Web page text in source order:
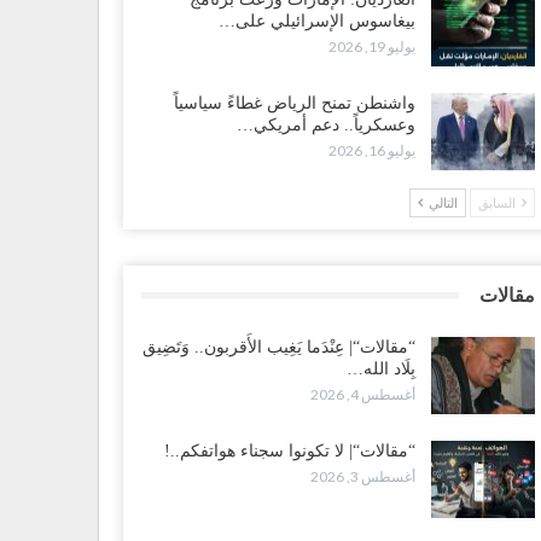
بعد اقتحام منزل شيخ بارز.. قبائل الصحراء
تبدأ احتشاداً على الحدود السعودية..!
2, 2026
غضبٍ جنوباً.. دعوات لإغلاق مطرح فدغم مع تحوله من
للتجنيد إلى ساحة لتصفية قادة التحالف..!
2, 2026
لإشعال حرب..!
تغييرات سعودية بصفوف قيادة “درع الوطن”
بالعبر.. هل بدأت الرياض إعادة هيكلة فصائلها بعد…
بيغاسوس الإسرائيلي على…
يوليو 19, 2026
واشنطن تمنح الرياض غطاءً سياسياً
وعسكرياً.. دعم أمريكي…
يوليو 16, 2026
السابق التالي
مقالات
“مقالات“| عِنْدَما يَغِيب الأَقربون.. وَتَضِيق
بِلَاد الله…
أغسطس 4, 2026
“مقالات“| لا تكونوا سجناء هواتفكم..!
أغسطس 3, 2026